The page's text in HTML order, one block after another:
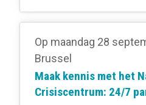
Op maandag 28
Brussel
Maak kennis met het
Crisiscentrum: 24/7